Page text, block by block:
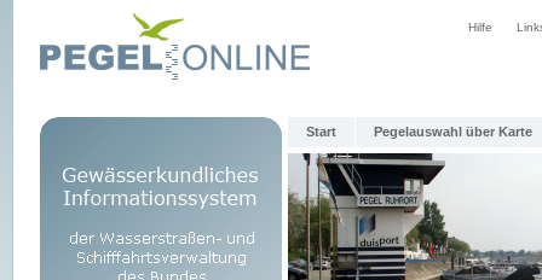
Hilfe
Start Pegelauswahl über Karte